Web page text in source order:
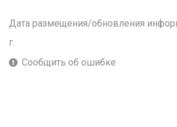
Дата размещения/обновления
г.
Сообщить об ошибке